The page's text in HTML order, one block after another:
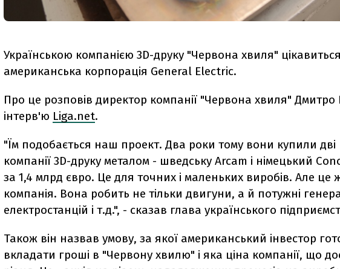
Українською компанією 3D-друку "Червона хвиля"
американська корпорація General Electric.
Про це розповів директор компанії "Червона хвиля" Дмитро
інтерв'ю Liga.net.
"Їм подобається наш проект. Два роки тому вони купили дві
компанії 3D-друку металом - шведську Arcam і німецький
за 1,4 млрд євро. Це для точних і маленьких виробів. Але це
компанія. Вона робить не тільки двигуни, а й потужні
електростанцій і т.д.", - сказав глава українського
Також він назвав умову, за якої американський інвестор
вкладати гроші в "Червону хвилю" і яка ціна компанії, що